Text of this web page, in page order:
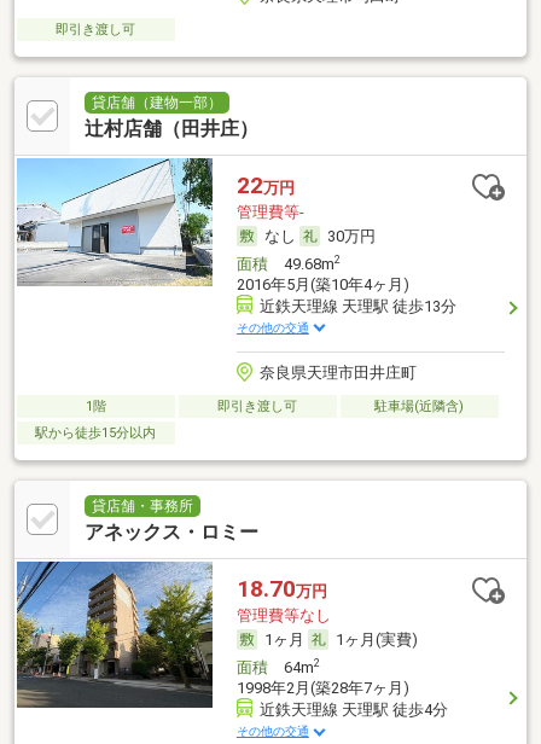
即引き渡し可
貸店舗（建物一部）
辻村店舗（田井庄）
22万円
管理費等-
なし
30万円
面積49.68m2
2016年5月(築10年4ヶ月)
近鉄天理線 天理駅 徒歩13分
その他の交通
奈良県天理市田井庄町
1階 即引き渡し可
駐車場(近隣含)
駅から徒歩15分以内
貸店舗・事務所
アネックス・ロミー
18.70万円
管理費等なし
1ヶ月
1ヶ月(実費)
面積64m2
1998年2月(築28年7ヶ月)
近鉄天理線 天理駅 徒歩4分
その他の交通